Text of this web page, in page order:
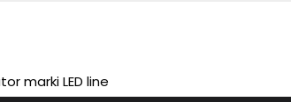
marki LED line